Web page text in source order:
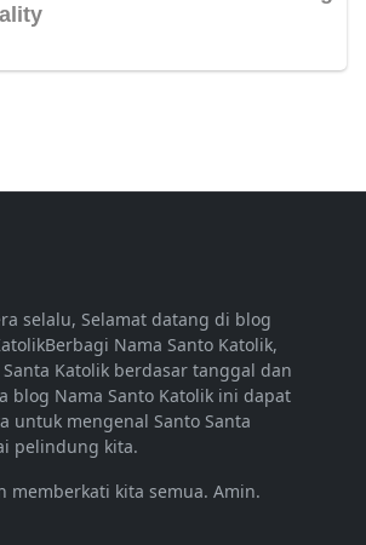
selalu, Selamat datang di blog
Nama Santo Katolik,
Santa Katolik berdasar tanggal dan
blog Nama Santo Katolik ini dapat
untuk mengenal Santo Santa
pelindung kita.
memberkati kita semua. Amin.